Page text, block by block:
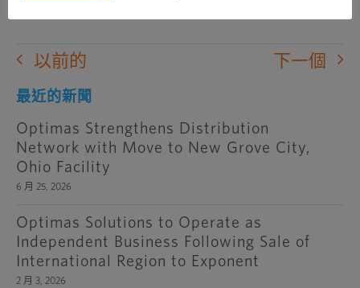
以前的 下一個
最近的新聞
Optimas Strengthens Distribution
Network with Move to New Grove City,
Ohio Facility
6 月 25, 2026
Optimas Solutions to Operate as
Independent Business Following Sale of
International Region to Exponent
2 月 3, 2026